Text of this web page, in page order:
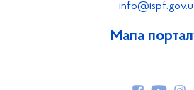
Мапа